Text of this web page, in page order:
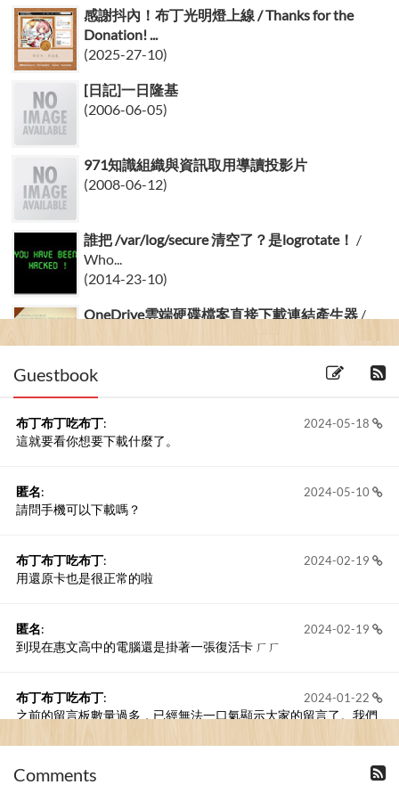
感謝抖內！布丁光明燈上線 / Thanks for the
Donation! ...
(2025-27-10)
[日記]一日隆基
(2006-06-05)
971知識組織與資訊取用導讀投影片
(2008-06-12)
誰把 /var/log/secure 清空了？是logrotate！ /
Who...
(2014-23-10)
OneDrive雲端硬碟檔案直接下載連結產生器 /
Guestbook
2024-05-18
布丁布丁吃布丁:
這就要看你想要下載什麼了。
2024-05-10
匿名:
請問手機可以下載嗎？
2024-02-19
布丁布丁吃布丁:
用還原卡也是很正常的啦
2024-02-19
匿名:
到現在惠文高中的電腦還是掛著一張復活卡 ㄏㄏ
2024-01-22
布丁布丁吃布丁:
之前的留言板數量過多，已經無法一口氣顯示大家的留言了。我們
Comments